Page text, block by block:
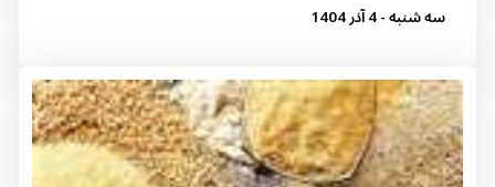
سه شنبه - 4 آذر 1404